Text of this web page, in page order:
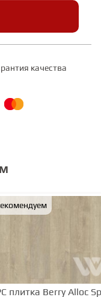
качества
плитка Berry Alloc